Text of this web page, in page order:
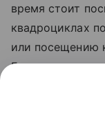
время стоит
квадроциклах
или посещению
Гуны, где
египетскому